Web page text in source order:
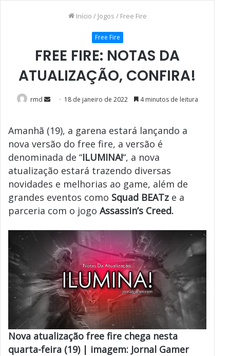
Início / Jogos / Free Fire
Free Fire
FREE FIRE: NOTAS DA
ATUALIZAÇÃO, CONFIRA!
rmd
Mande
mail
18 de janeiro de 2022 4 minutos de leitura
Amanhã (19), a garena estará lançando a
nova versão do free fire, a versão é
denominada de “ILUMINA!“, a nova
atualização estará trazendo diversas
novidades e melhorias ao game, além de
grandes eventos como Squad BEATz e a
parceria com o jogo Assassin’s Creed.
Nova atualização free fire chega nesta
quarta-feira (19) | imagem: Jornal Gamer